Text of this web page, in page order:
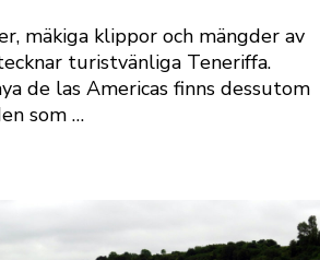
mäkiga klippor och mängder av
turistvänliga Teneriffa.
de las Americas finns dessutom
som …